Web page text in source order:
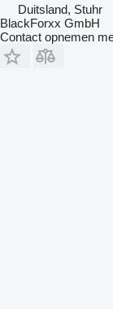
Duitsland, Stuhr
BlackForxx GmbH
Contact opnemen